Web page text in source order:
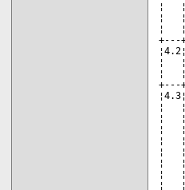
¦
¦
¦
¦
¦
¦
¦
¦
¦
¦
¦
¦
¦